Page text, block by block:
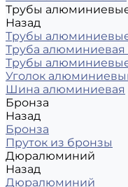
Трубы
Назад
Трубы
Труба алюминиевая
Трубы
Уголок
Шина алюминиевая
Бронза
Назад
Бронза
Пруток из бронзы
Дюралюминий
Назад
Дюралюминий